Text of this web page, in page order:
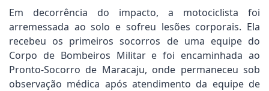
Em decorrência do impacto, a motociclista foi
arremessada ao solo e sofreu lesões corporais. Ela
recebeu os primeiros socorros de uma equipe do
Corpo de Bombeiros Militar e foi encaminhada ao
Pronto-Socorro de Maracaju, onde permaneceu sob
observação médica após atendimento da equipe de